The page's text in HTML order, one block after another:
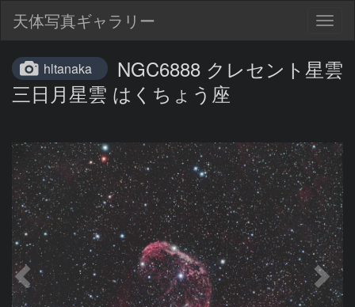
天体写真ギャラリー
hltanaka
NGC6888 クレセント星雲
三日月星雲 はくちょう座